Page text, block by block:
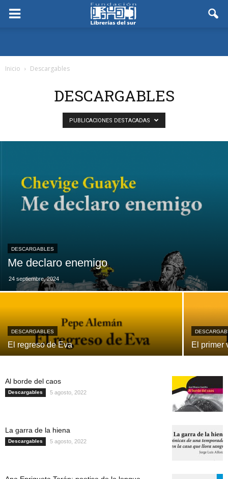
Inicio Descargables
DESCARGABLES
PUBLICACIONES DESTACADAS
DESCARGABLES
Me declaro enemigo
24 septiembre, 2024
DESCARGABLES
El regreso de Eva El primer
Al borde del caos
Descargables 5 agosto, 2022
La garra de la hiena
Descargables 5 agosto, 2022